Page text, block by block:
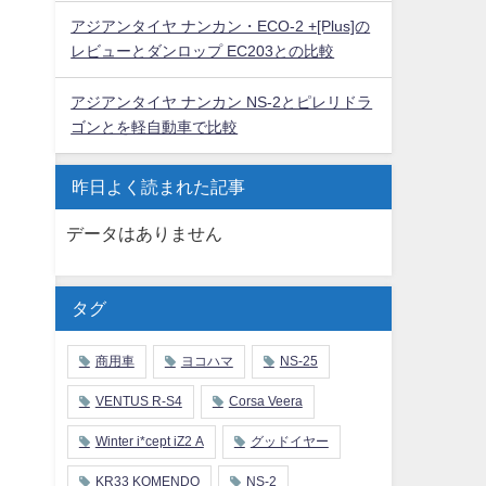
アジアンタイヤ ナンカン・ECO-2 +[Plus]の
レビューとダンロップ EC203との比較
アジアンタイヤ ナンカン NS-2とピレリドラ
ゴンとを軽自動車で比較
昨日よく読まれた記事
データはありません
タグ
商用車 ヨコハマ NS-25
VENTUS R-S4 Corsa Veera
Winter i*cept iZ2 A グッドイヤー
KR33 KOMENDO NS-2